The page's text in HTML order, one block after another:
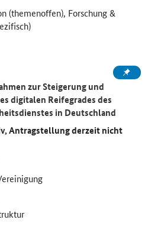
(themenoffen), Forschung &
zur Steigerung und
digitalen Reifegrades des
in Deutschland
Antragstellung derzeit nicht